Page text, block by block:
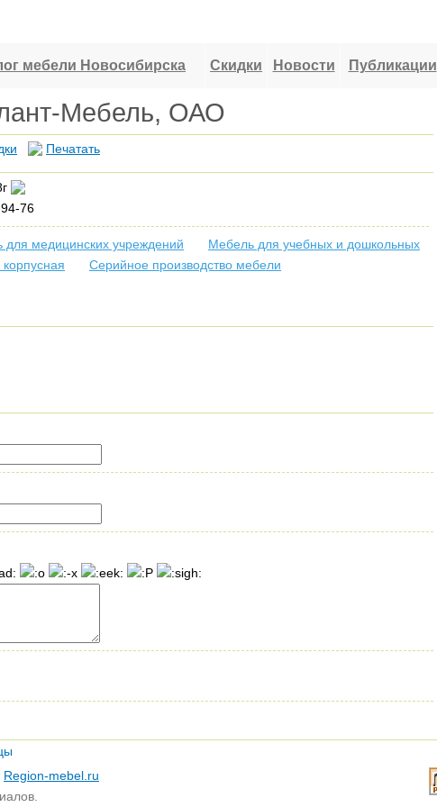
мебели Новосибирска Скидки Новости Публикации
Мебель, ОАО
Печатать
76
для медицинских учреждений
Мебель для учебных и дошкольных
Серийное производство мебели
Region-mebel.ru